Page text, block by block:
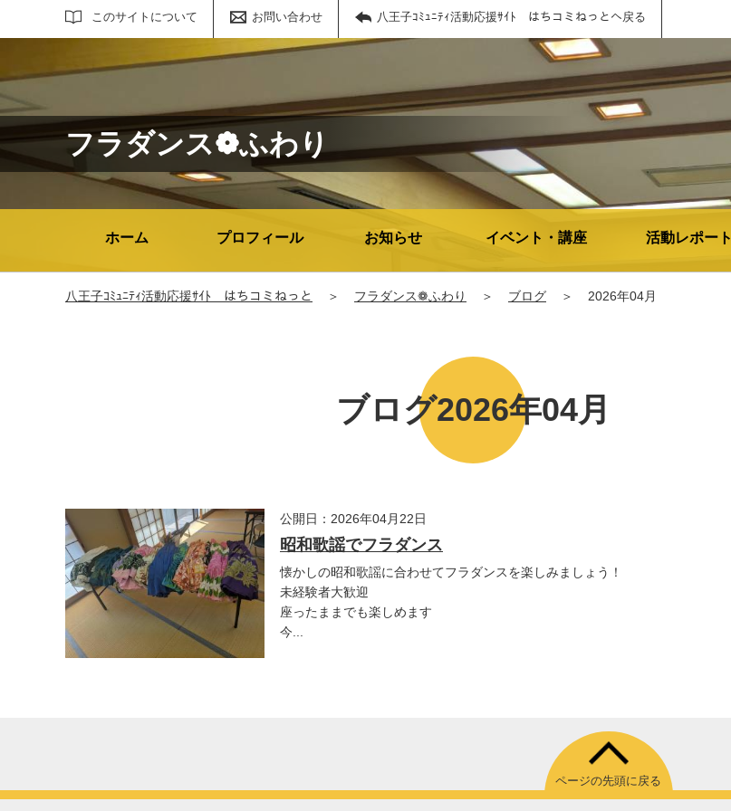
このサイトについて お問い合わせ 八王子ｺﾐｭﾆﾃｨ活動応援ｻｲﾄ はちコミねっとへ戻る
サイト内検索
フラダンス❁ふわり
ホーム プロフィール お知らせ イベント・講座 活動レポート
八王子ｺﾐｭﾆﾃｨ活動応援ｻｲﾄ はちコミねっと ＞ フラダンス❁ふわり ＞ ブログ ＞ 2026年04月
ブログ2026年04月
公開日：2026年04月22日
昭和歌謡でフラダンス
懐かしの昭和歌謡に合わせてフラダンスを楽しみましょう！
未経験者大歓迎
座ったままでも楽しめます
今...
ページの先頭に戻る